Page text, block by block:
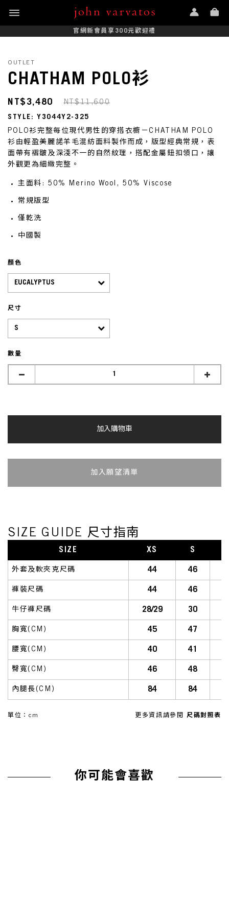
官網新會員享300元歡迎禮
OUTLET
CHATHAM POLO衫
STYLE: Y3044Y2-325
POLO衫完整每位現代男性的穿搭衣櫥－CHATHAM POLO
衫由輕盈美麗諾羊毛混紡面料製作而成，版型經典常規，表
面帶有褶皺及深淺不一的自然紋理，搭配金屬鈕扣領口，讓
外觀更為細緻完整。
主面料: 50% Merino Wool, 50% Viscose
常規版型
僅乾洗
中國製
NT$3,480 NT$11,600
顏色
尺寸
數量
加入購物車
加入追蹤清單
SIZE GUIDE 尺寸指南
SIZE XS S
外套及軟夾克尺碼 44 46
褲裝尺碼 44 46
牛仔褲尺碼 28/29 30
胸寬(CM) 45 47
腰寬(CM) 40 41
臀寬(CM) 46 48
內腿長(CM) 84 84
單位：cm 更多資訊請參閱 尺碼對照表
你可能會喜歡